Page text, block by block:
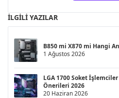
İLGILI YAZILAR
B850 mi X870 mi Hangi
1 Ağustos 2026
LGA 1700 Soket
Önerileri 2026
20 Haziran 2026